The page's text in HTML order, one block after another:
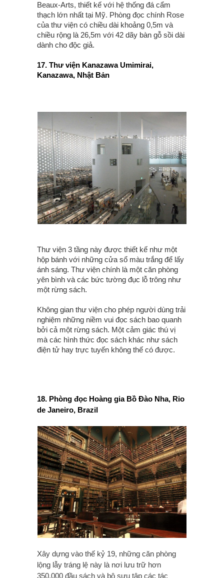
Beaux-Arts, thiết kế với hệ thống đá cẩm
thạch lớn nhất tại Mỹ. Phòng đọc chính Rose
của thư viện có chiều dài khoảng 0,5m và
chiều rộng là 26,5m với 42 dãy bàn gỗ sồi dài
dành cho độc giả.
17. Thư viện Kanazawa Umimirai,
Kanazawa, Nhật Bản
Thư viện 3 tầng này được thiết kế như một
hộp bánh với những cửa sổ màu trắng để lấy
ánh sáng. Thư viện chính là một căn phòng
yên bình và các bức tường đục lỗ trông như
một rừng sách.
Không gian thư viện cho phép người dùng trải
nghiệm những niềm vui đọc sách bao quanh
bởi cả một rừng sách. Một cảm giác thú vị
mà các hình thức đọc sách khác như sách
điện tử hay trực tuyến không thế có được.
18. Phòng đọc Hoàng gia Bồ Đào Nha, Rio
de Janeiro, Brazil
Xây dựng vào thế kỷ 19, những căn phòng
lộng lẫy tráng lệ này là nơi lưu trữ hơn
350.000 đầu sách và bộ sưu tập các tác